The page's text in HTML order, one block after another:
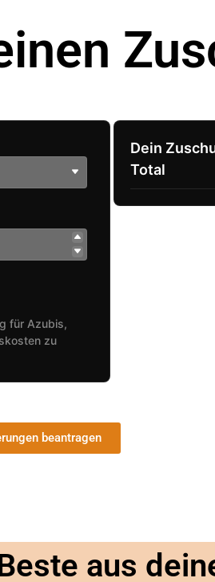
für Azubis,
zu
Dein
Total
beantragen
aus